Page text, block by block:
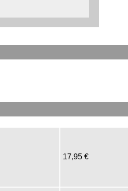
17,95 €